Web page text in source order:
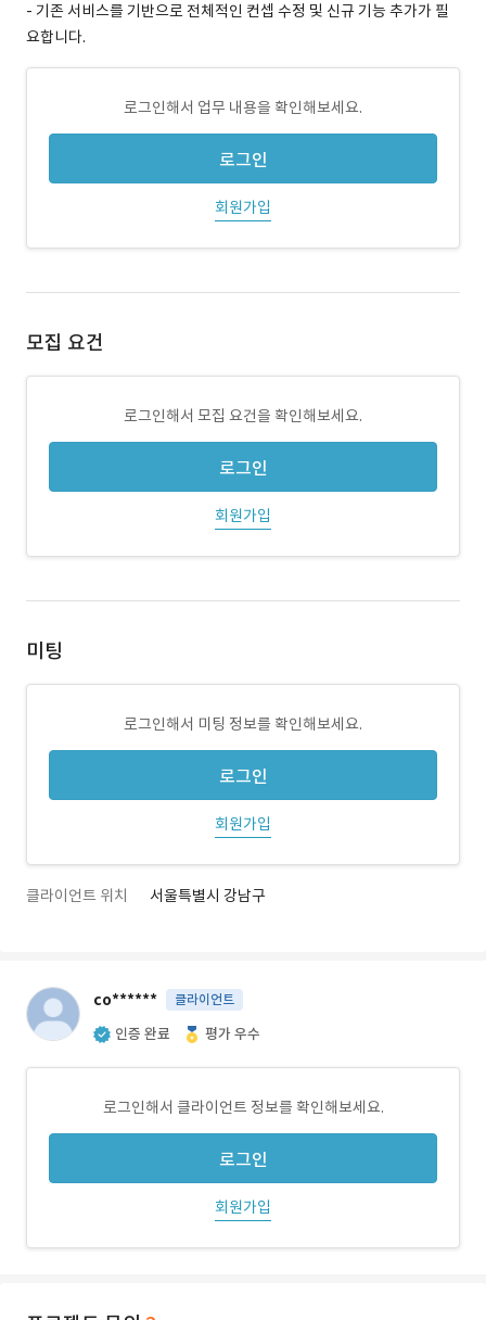
- 기존 서비스를 기반으로 전체적인 컨셉 수정 및 신규 기능 추가가 필
요합니다.
로그인해서 업무 내용을 확인해보세요.
로그인
회원가입
모집 요건
로그인해서 모집 요건을 확인해보세요.
로그인
회원가입
미팅
로그인해서 미팅 정보를 확인해보세요.
로그인
회원가입
클라이언트 위치 서울특별시 강남구
co****** 클라이언트
인증 완료 평가 우수
로그인해서 클라이언트 정보를 확인해보세요.
로그인
회원가입